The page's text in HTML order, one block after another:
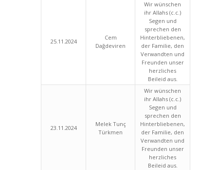
25.11.2024
Cem
Dağdeviren
Wir wünschen
ihr Allahs (c.c.)
Segen und
sprechen den
Hinterbliebenen,
der Familie, den
Verwandten und
Freunden unser
herzliches
Beileid aus.
23.11.2024
Melek Tunç
Türkmen
Wir wünschen
ihr Allahs (c.c.)
Segen und
sprechen den
Hinterbliebenen,
der Familie, den
Verwandten und
Freunden unser
herzliches
Beileid aus.